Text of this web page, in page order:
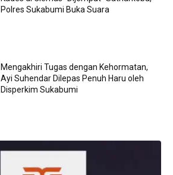
Polres Sukabumi Buka Suara
Mengakhiri Tugas dengan Kehormatan,
Ayi Suhendar Dilepas Penuh Haru oleh
Disperkim Sukabumi